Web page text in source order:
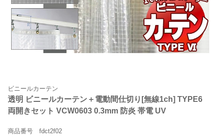
ビニールカーテン
透明 ビニールカーテン＋電動間仕切り[無線1ch] TYPE6
両開きセット VCW0603 0.3mm 防炎 帯電 UV
商品番号 fdct2f02